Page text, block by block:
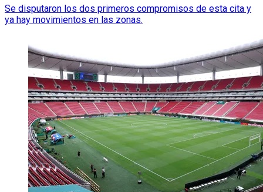
Se disputaron los dos primeros compromisos de esta cita y
ya hay movimientos en las zonas.